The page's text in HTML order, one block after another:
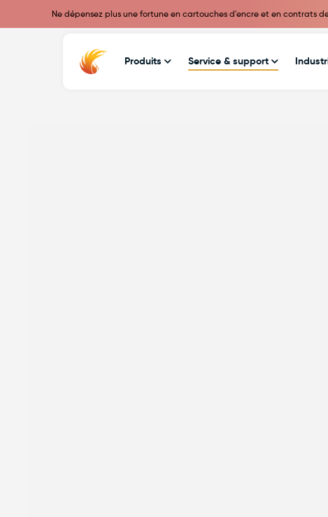
Ne dépensez plus une fortune en cartouches d'encre et en contrats
Produits Service & support